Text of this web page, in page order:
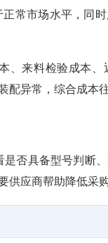
常市场水平，同
、来料检验成本
异常，综合成本往
否具备型号判断
应商帮助降低采购